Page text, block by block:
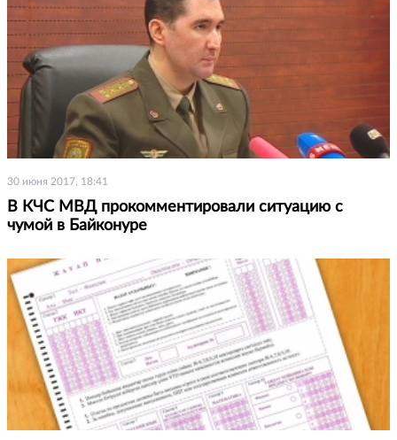
30 июня 2017, 18:41
В КЧС МВД прокомментировали ситуацию с
чумой в Байконуре